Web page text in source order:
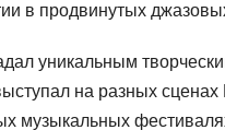
в продвинутых
уникальным
на разных
музыкальных